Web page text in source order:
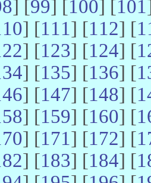
] [99] [100] [101
] [111] [112] [
] [123] [124] [
] [135] [136] [
] [147] [148] [
] [159] [160] [
] [171] [172] [
] [183] [184] [